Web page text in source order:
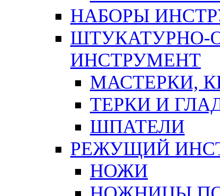
НАБОРЫ
ШТУКАТУРНО-
ИНСТРУМЕНТ
МАСТЕРКИ,
ТЕРКИ И
ШПАТЕЛИ
РЕЖУЩИЙ
НОЖИ